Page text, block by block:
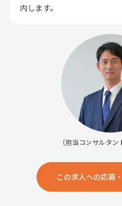
内します。
（担当コンサルタン
この求人への応募